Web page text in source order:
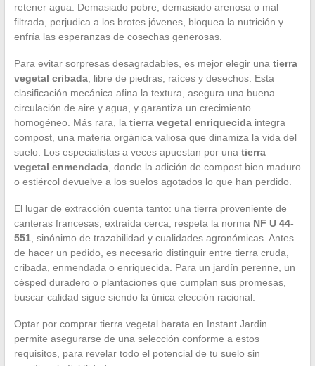
retener agua. Demasiado pobre, demasiado arenosa o mal
filtrada, perjudica a los brotes jóvenes, bloquea la nutrición y
enfría las esperanzas de cosechas generosas.
Para evitar sorpresas desagradables, es mejor elegir una tierra
vegetal cribada, libre de piedras, raíces y desechos. Esta
clasificación mecánica afina la textura, asegura una buena
circulación de aire y agua, y garantiza un crecimiento
homogéneo. Más rara, la tierra vegetal enriquecidaintegra
compost, una materia orgánica valiosa que dinamiza la vida del
suelo. Los especialistas a veces apuestan por una tierra
vegetal enmendada, donde la adición de compost bien maduro
o estiércol devuelve a los suelos agotados lo que han perdido.
El lugar de extracción cuenta tanto: una tierra proveniente de
canteras francesas, extraída cerca, respeta la norma NF U 44-
551 , sinónimo de trazabilidad y cualidades agronómicas. Antes
de hacer un pedido, es necesario distinguir entre tierra cruda,
cribada, enmendada o enriquecida. Para un jardín perenne, un
césped duradero o plantaciones que cumplan sus promesas,
buscar calidad sigue siendo la única elección racional.
Optar por comprar tierra vegetal barata en Instant Jardin
permite asegurarse de una selección conforme a estos
requisitos, para revelar todo el potencial de tu suelo sin